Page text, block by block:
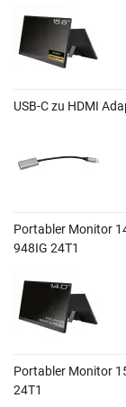
USB-C zu HDMI
Portabler Monitor
948IG 24T1
Portabler Monitor
24T1